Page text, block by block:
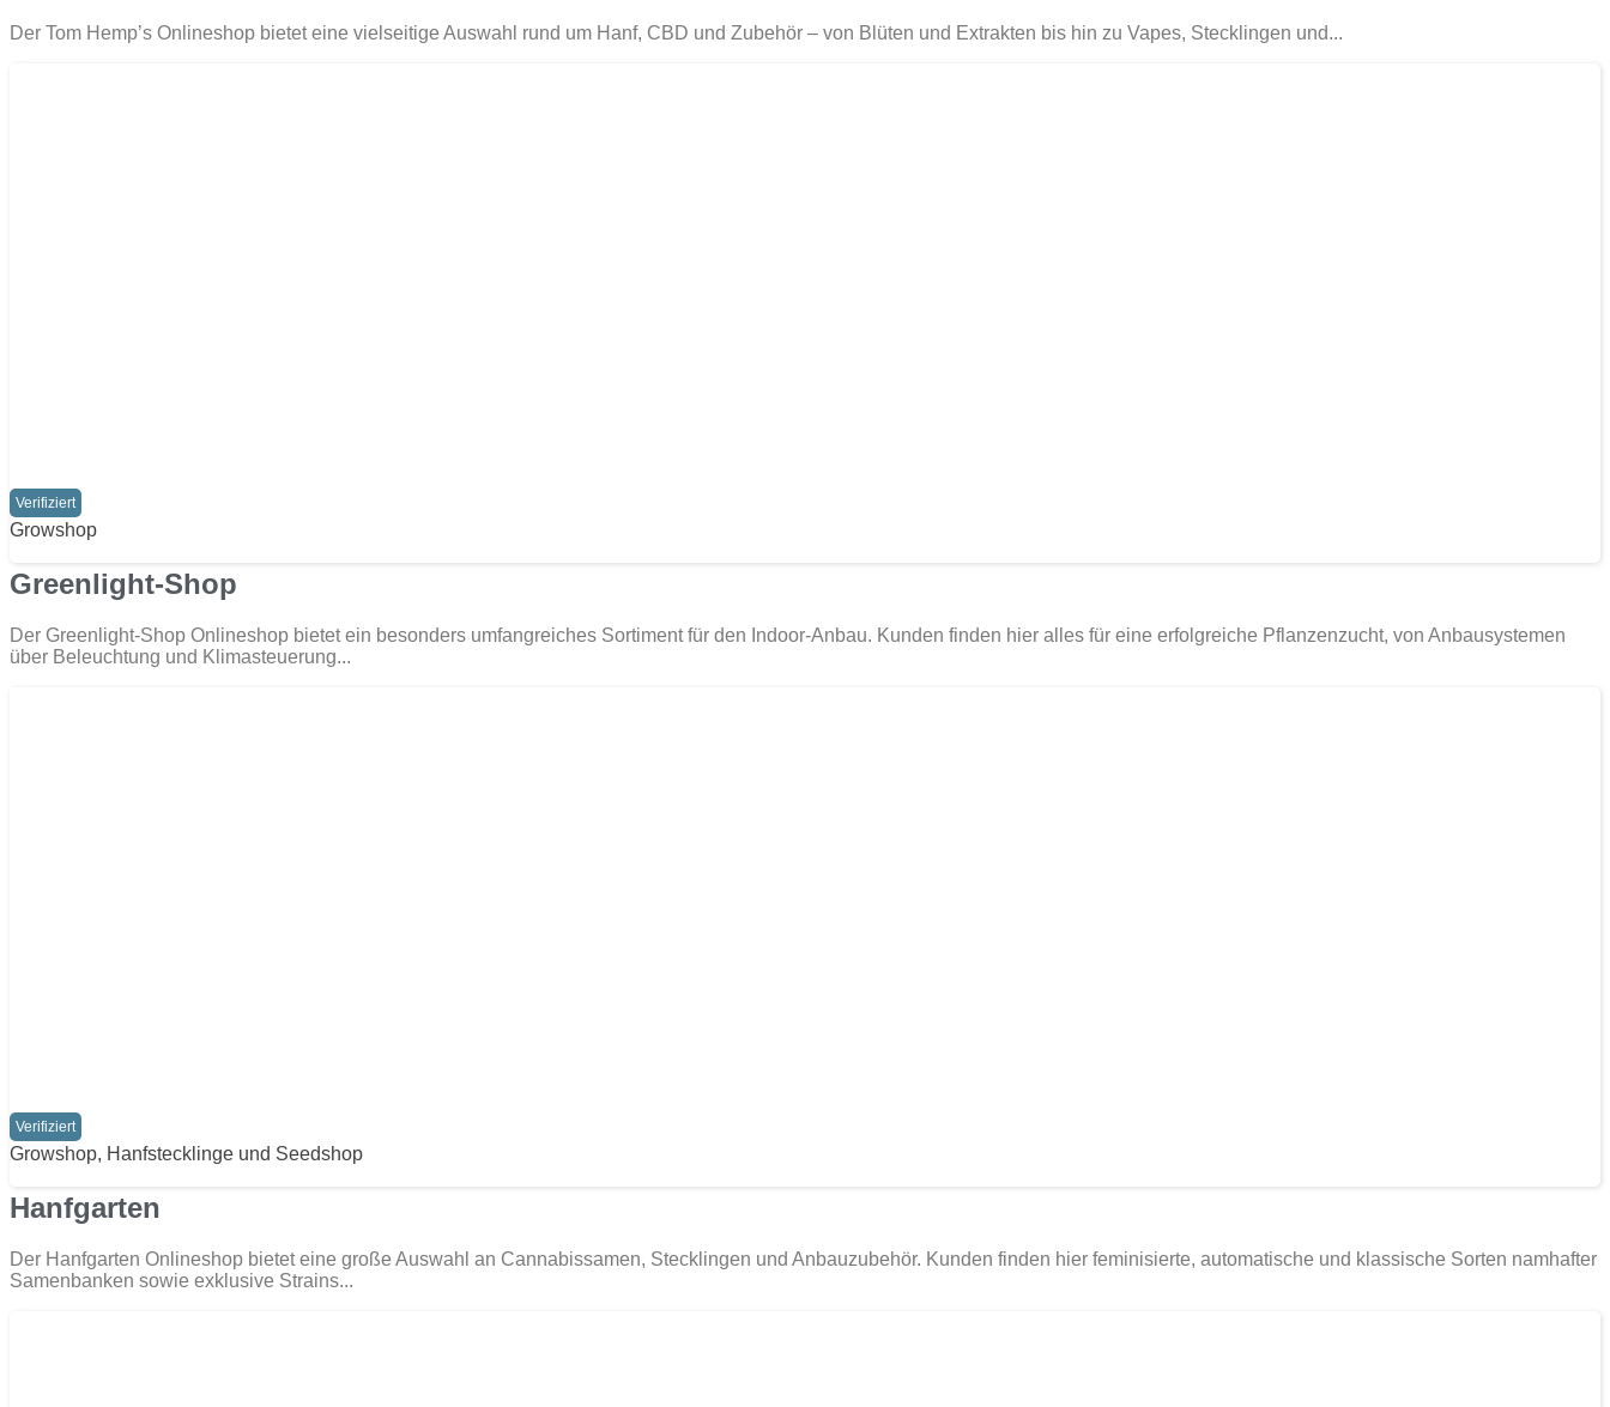
Der Tom Hemp’s Onlineshop bietet eine vielseitige Auswahl rund um Hanf, CBD und Zubehör – von Blüten und Extrakten bis hin zu Vapes, Stecklingen und...
Verifiziert
Growshop
Greenlight-Shop
Der Greenlight-Shop Onlineshop bietet ein besonders umfangreiches Sortiment für den Indoor-Anbau. Kunden finden hier alles für eine erfolgreiche Pflanzenzucht, von Anbausystemen
über Beleuchtung und Klimasteuerung...
Verifiziert
Growshop, Hanfstecklinge und Seedshop
Hanfgarten
Der Hanfgarten Onlineshop bietet eine große Auswahl an Cannabissamen, Stecklingen und Anbauzubehör. Kunden finden hier feminisierte, automatische und klassische Sorten namhafter
Samenbanken sowie exklusive Strains...